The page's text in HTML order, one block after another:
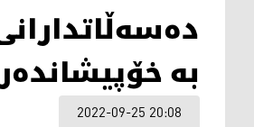
به‌
2022-09-25 20:08